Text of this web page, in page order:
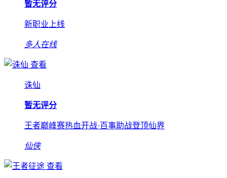
暂无评分
新职业上线
多人在线
查看
诛仙
暂无评分
王者巅峰赛热血开战·百事助战登顶仙界
仙侠
查看